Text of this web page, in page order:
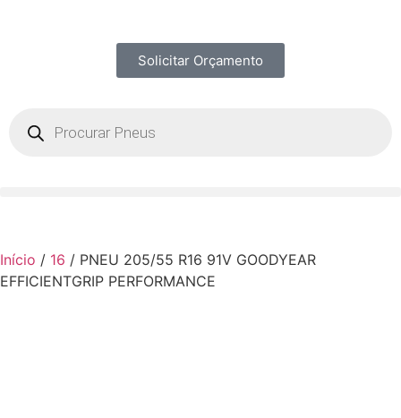
Solicitar Orçamento
Início / 16 / PNEU 205/55 R16 91V GOODYEAR
EFFICIENTGRIP PERFORMANCE